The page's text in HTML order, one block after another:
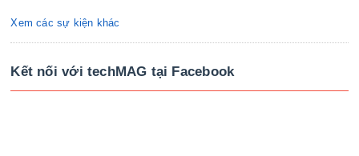
Xem các sự kiện khác
Kết nối với techMAG tại Facebook